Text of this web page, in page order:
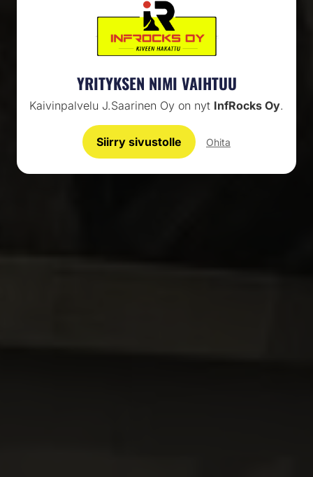
RAKENTAMISTA, KUNNOSSAPITOA JA LIIKENNEJÄRJESTELYÄ
KAIKKI ALKAA VANKALTA
POHJALTA
YHTEYSTIEDOT AJANKOHTAISTA
YRITYKSEN NIMI VAIHTUU
Kaivinpalvelu J.Saarinen Oy on nyt InfRocks Oy.
Siirry sivustolle Ohita